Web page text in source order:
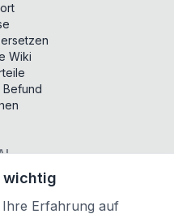
Wiki
Befund
wichtig
Erfahrung auf